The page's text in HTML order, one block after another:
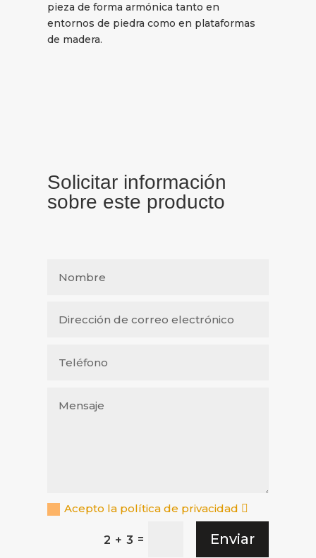
pieza de forma armónica tanto en
entornos de piedra como en plataformas
de madera.
Solicitar información
sobre este producto
Acepto la política de privacidad
2 + 3 = Enviar